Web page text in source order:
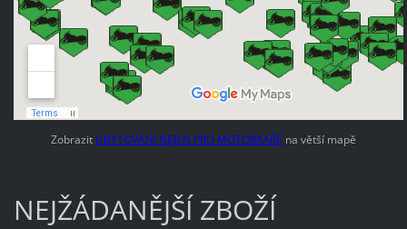
Zobrazit UBYTOVÁNÍ NEJEN PRO MOTORKÁŘE na větší mapě
NEJŽÁDANĚJŠÍ ZBOŽÍ